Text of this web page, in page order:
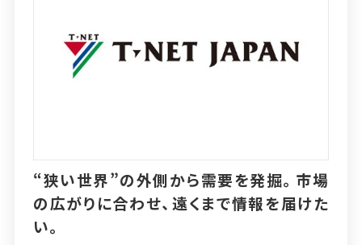
“狭い世界”の外側から需要を発掘。市場
の広がりに合わせ、遠くまで情報を届けた
い。